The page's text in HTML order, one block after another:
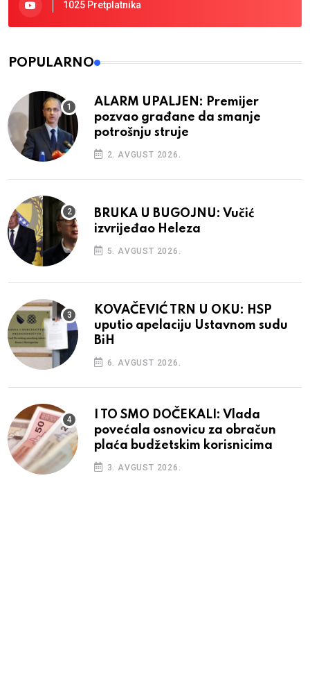
1025 Pretplatnika
POPULARNO
ALARM UPALJEN: Premijer
pozvao građane da smanje
potrošnju struje
2. AVGUST 2026.
BRUKA U BUGOJNU: Vučić
izvrijeđao Heleza
5. AVGUST 2026.
KOVAČEVIĆ TRN U OKU: HSP
uputio apelaciju Ustavnom sudu
BiH
6. AVGUST 2026.
I TO SMO DOČEKALI: Vlada
povećala osnovicu za obračun
plaća budžetskim korisnicima
3. AVGUST 2026.